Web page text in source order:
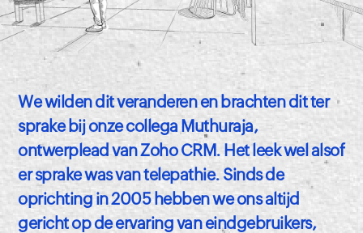
We wilden dit veranderen en brachten dit ter
sprake bij onze collega Muthuraja,
ontwerplead van Zoho CRM. Het leek wel alsof
er sprake was van telepathie. Sinds de
oprichting in 2005 hebben we ons altijd
gericht op de ervaring van eindgebruikers,